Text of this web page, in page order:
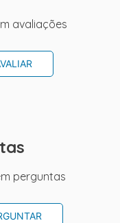
avaliações
perguntas